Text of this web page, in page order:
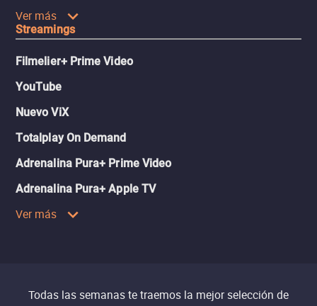
Ver más
Streamings
Filmelier+ Prime Video
YouTube
Nuevo ViX
Totalplay On Demand
Adrenalina Pura+ Prime Video
Adrenalina Pura+ Apple TV
Ver más
Todas las semanas te traemos la mejor selección de